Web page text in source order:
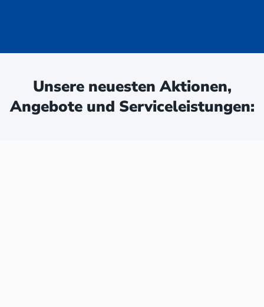
Unsere neuesten Aktionen,
Angebote und Serviceleistungen: